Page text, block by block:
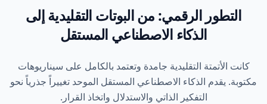
التطور الرقمي: من البوتات التقليدية إلى
الذكاء الاصطناعي المستقل
كانت الأتمتة التقليدية جامدة وتعتمد بالكامل على سيناريوهات
يقدم الذكاء الاصطناعي المستقل الموحد تغييراً جذرياً نحو
التفكير الذاتي والاستدلال واتخاذ القرار.